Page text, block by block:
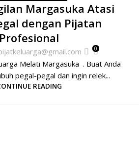
Margasuka Atasi
dengan Pijatan
Profesional
0
Melati Margasuka . Buat Anda
pegal-pegal dan ingin relek...
READING